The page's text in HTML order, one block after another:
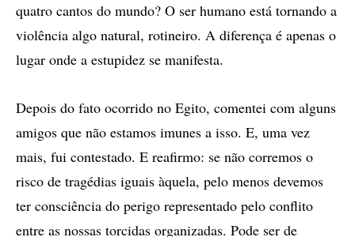
quatro cantos do mundo? O ser humano está tornando a
violência algo natural, rotineiro. A diferença é apenas o
lugar onde a estupidez se manifesta.
Depois do fato ocorrido no Egito, comentei com alguns
amigos que não estamos imunes a isso. E, uma vez
mais, fui contestado. E reafirmo: se não corremos o
risco de tragédias iguais àquela, pelo menos devemos
ter consciência do perigo representado pelo conflito
entre as nossas torcidas organizadas. Pode ser de